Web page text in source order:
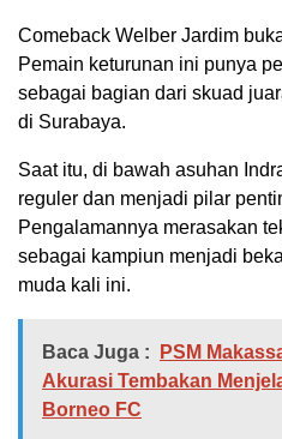
Comeback Welber Jardim
Pemain keturunan ini punya
sebagai bagian dari skuad
di Surabaya.
Saat itu, di bawah asuhan
reguler dan menjadi pilar
Pengalamannya merasakan
sebagai kampiun menjadi
muda kali ini.
Baca Juga :
PSM
Akurasi Tembakan
Borneo FC